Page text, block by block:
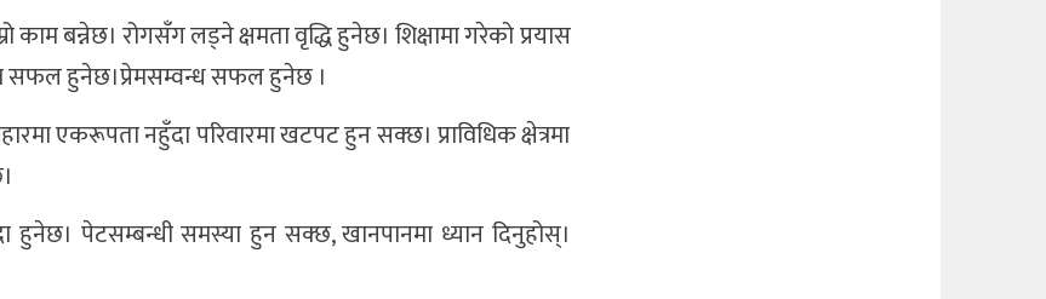
काम बन्नेछ। रोगसँग लड्ने क्षमता वृद्धि हुनेछ। शिक्षामा गरेको प्रयास
सफल हुनेछ।प्रेमसम्वन्ध सफल हुनेछ ।
एकरूपता नहुँदा परिवारमा खटपट हुन सक्छ। प्राविधिक क्षेत्रमा
पेटसम्बन्धी समस्या हुन सक्छ, खानपानमा ध्यान दिनुहोस्।